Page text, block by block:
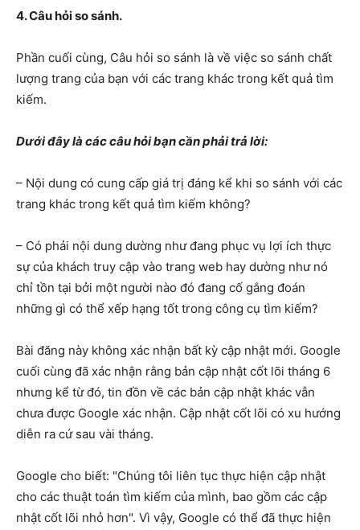
4. Câu hỏi so sánh.
Phần cuối cùng, Câu hỏi so sánh là về việc so sánh chất
lượng trang của bạn với các trang khác trong kết quả tìm
kiếm.
Dưới đây là các câu hỏi bạn cần phải trả lời:
– Nội dung có cung cấp giá trị đáng kể khi so sánh với các
trang khác trong kết quả tìm kiếm không?
– Có phải nội dung dường như đang phục vụ lợi ích thực
sự của khách truy cập vào trang web hay dường như nó
chỉ tồn tại bởi một người nào đó đang cố gắng đoán
những gì có thể xếp hạng tốt trong công cụ tìm kiếm?
Bài đăng này không xác nhận bất kỳ cập nhật mới. Google
cuối cùng đã xác nhận rằng bản cập nhật cốt lõi tháng 6
nhưng kể từ đó, tin đồn về các bản cập nhật khác vẫn
chưa được Google xác nhận. Cập nhật cốt lõi có xu hướng
diễn ra cứ sau vài tháng.
Google cho biết: "Chúng tôi liên tục thực hiện cập nhật
cho các thuật toán tìm kiếm của mình, bao gồm các cập
nhật cốt lõi nhỏ hơn". Vì vậy, Google có thể đã thực hiện